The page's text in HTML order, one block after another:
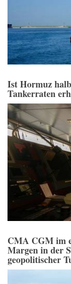
Ist Hormuz
Tankerraten
CMA CGM im
Margen in der
geopolitischer